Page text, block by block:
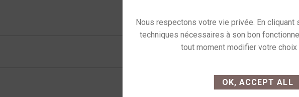
Catégories :Accessoires ,
OK, ACCEPT ALL